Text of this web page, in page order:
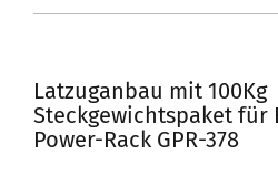
Latzuganbau mit 100Kg
Steckgewichtspaket für
Power-Rack GPR-378